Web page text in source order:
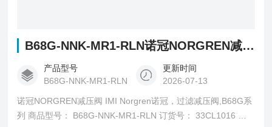
B68G-NNK-MR1-RLN诺冠NORGREN减压阀
产品型号
B68G-NNK-MR1-RLN
更新时间
2026-07-13
诺冠NORGREN减压阀 IMI Norgren诺冠，过滤减压阀,B68G系
列 商品型号： B68G-NNK-MR1-RLN 订货号： 33CL1016 销